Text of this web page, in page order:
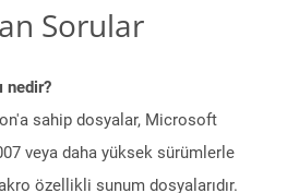
Sorular
nedir?
sahip dosyalar, Microsoft
veya daha yüksek sürümlerle
özellikli sunum dosyalarıdır.